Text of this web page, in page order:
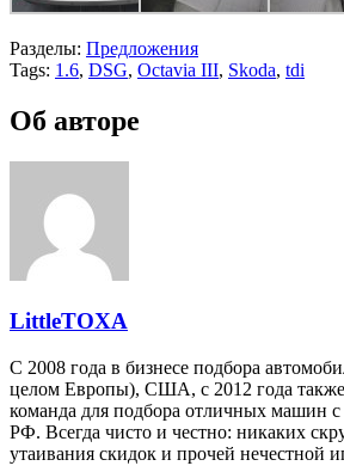
Разделы: Предложения
Tags: 1.6, DSG, Octavia III, Skoda, tdi
Об авторе
LittleTOXA
С 2008 года в бизнесе подбора
целом Европы), США, с 2012 года также
команда для подбора отличных машин
РФ. Всегда чисто и честно: никаких
утаивания скидок и прочей нечестной